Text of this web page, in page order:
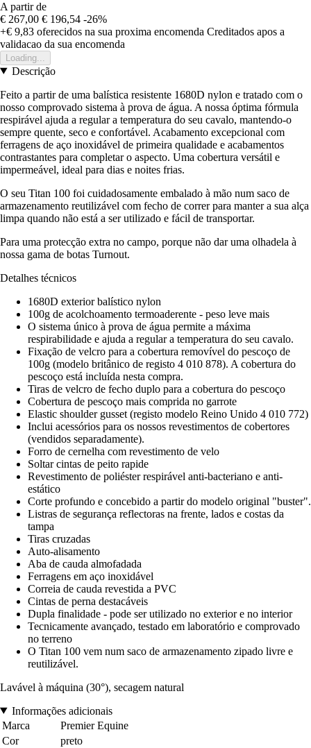
A partir de
€ 267,00 € 196,54 -26%
+€ 9,83 oferecidos na sua proxima encomenda Creditados apos a
validacao da sua encomenda
Loading...
Descrição
Feito a partir de uma balística resistente 1680D nylon e tratado com o
nosso comprovado sistema à prova de água. A nossa óptima fórmula
respirável ajuda a regular a temperatura do seu cavalo, mantendo-o
sempre quente, seco e confortável. Acabamento excepcional com
ferragens de aço inoxidável de primeira qualidade e acabamentos
contrastantes para completar o aspecto. Uma cobertura versátil e
impermeável, ideal para dias e noites frias.
O seu Titan 100 foi cuidadosamente embalado à mão num saco de
armazenamento reutilizável com fecho de correr para manter a sua alça
limpa quando não está a ser utilizado e fácil de transportar.
Para uma protecção extra no campo, porque não dar uma olhadela à
nossa gama de botas Turnout.
Detalhes técnicos
1680D exterior balístico nylon
100g de acolchoamento termoaderente - peso leve mais
O sistema único à prova de água permite a máxima
respirabilidade e ajuda a regular a temperatura do seu cavalo.
Fixação de velcro para a cobertura removível do pescoço de
100g (modelo britânico de registo 4 010 878). A cobertura do
pescoço está incluída nesta compra.
Tiras de velcro de fecho duplo para a cobertura do pescoço
Cobertura de pescoço mais comprida no garrote
Elastic shoulder gusset (registo modelo Reino Unido 4 010 772)
Inclui acessórios para os nossos revestimentos de cobertores
(vendidos separadamente).
Forro de cernelha com revestimento de velo
Soltar cintas de peito rapide
Revestimento de poliéster respirável anti-bacteriano e anti-
estático
Corte profundo e concebido a partir do modelo original "buster".
Listras de segurança reflectoras na frente, lados e costas da
tampa
Tiras cruzadas
Auto-alisamento
Aba de cauda almofadada
Ferragens em aço inoxidável
Correia de cauda revestida a PVC
Cintas de perna destacáveis
Dupla finalidade - pode ser utilizado no exterior e no interior
Tecnicamente avançado, testado em laboratório e comprovado
no terreno
O Titan 100 vem num saco de armazenamento zipado livre e
reutilizável.
Lavável à máquina (30°), secagem natural
Informações adicionais
Marca
Premier Equine
Cor
preto